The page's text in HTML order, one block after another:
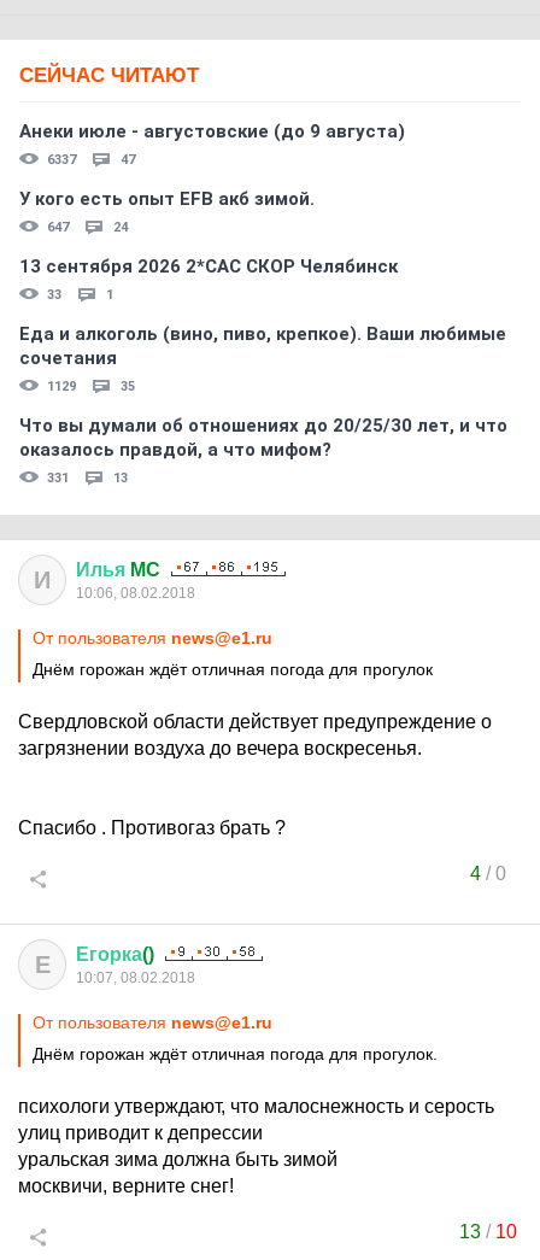
СЕЙЧАС ЧИТАЮТ
Анеки июле - августовские (до 9 августа)
6337 47
У кого есть опыт EFB акб зимой.
647 24
13 сентября 2026 2*CAC СКОР Челябинск
33 1
Еда и алкоголь (вино, пиво, крепкое). Ваши любимые
сочетания
1129 35
Что вы думали об отношениях до 20/25/30 лет, и что
оказалось правдой, а что мифом?
331 13
И Илья MC
10:06, 08.02.2018
От пользователя news@e1.ru
Днём горожан ждёт отличная погода для прогулок
Свердловской области действует предупреждение о
загрязнении воздуха до вечера воскресенья.
Спасибо . Противогаз брать ?
4/0
Е Егорка()
10:07, 08.02.2018
От пользователя news@e1.ru
Днём горожан ждёт отличная погода для прогулок.
психологи утверждают, что малоснежность и серость
улиц приводит к депрессии
уральская зима должна быть зимой
москвичи, верните снег!
13/ 10